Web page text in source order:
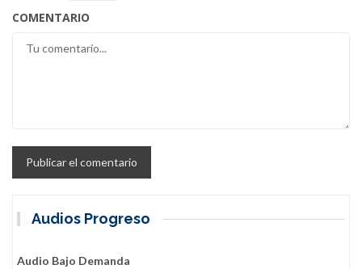
COMENTARIO
Audios Progreso
Audio Bajo Demanda